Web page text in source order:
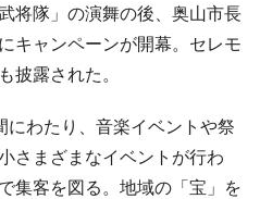
将隊」の演舞の後、奥山市長
キャンペーンが開幕。セレモ
披露された。
わたり、音楽イベントや祭
さまざまなイベントが行わ
集客を図る。地域の「宝」を